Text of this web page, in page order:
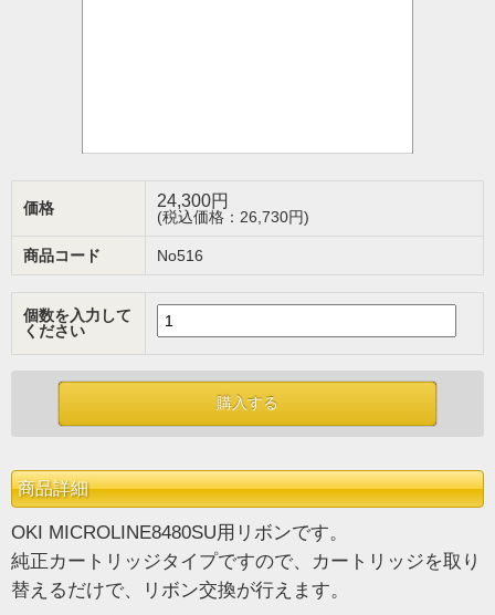
価格 24,300円
(税込価格：26,730円)
商品コード No516
個数を入力して
ください
商品詳細
OKI MICROLINE8480SU用リボンです。
純正カートリッジタイプですので、カートリッジを取り
替えるだけで、リボン交換が行えます。